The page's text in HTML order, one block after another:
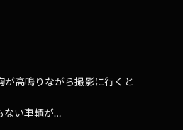
高鳴りながら撮影に行くと
ない車輌が…